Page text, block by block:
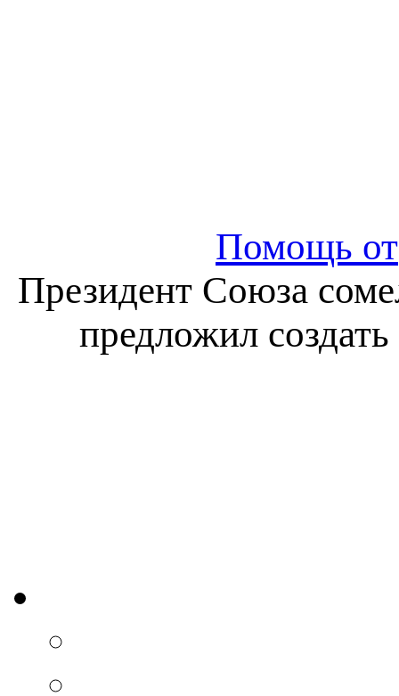
Помощь
Президент Союза
предложил